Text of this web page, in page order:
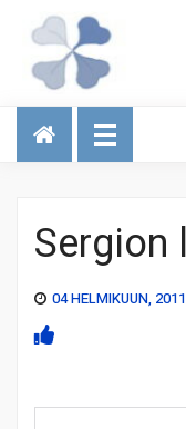
Talous
04 HELMIKUUN, 2011